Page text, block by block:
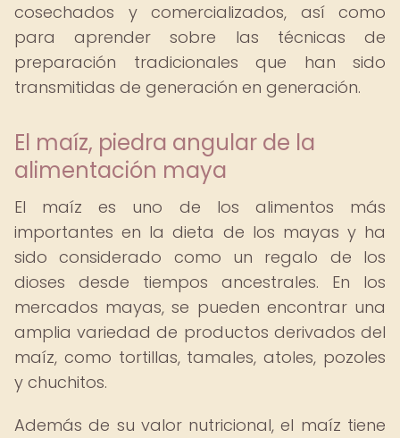
cosechados y comercializados, así como
para aprender sobre las técnicas de
preparación tradicionales que han sido
transmitidas de generación en generación.
El maíz, piedra angular de la
alimentación maya
El maíz es uno de los alimentos más
importantes en la dieta de los mayas y ha
sido considerado como un regalo de los
dioses desde tiempos ancestrales. En los
mercados mayas, se pueden encontrar una
amplia variedad de productos derivados del
maíz, como tortillas, tamales, atoles, pozoles
y chuchitos.
Además de su valor nutricional, el maíz tiene